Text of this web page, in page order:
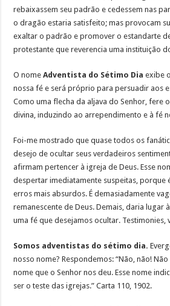
rebaixassem seu padrão e cedessem nas
o dragão estaria satisfeito; mas provocam
exaltar o padrão e promover o estandarte
protestante que reverencia uma instituição
O nomeAdventista do Sétimo Dia exibe
nossa fé e será próprio para persuadir aos
Como uma flecha da aljava do Senhor, fere
divina, induzindo ao arrependimento e à fé
Foi-me mostrado que quase todos os
desejo de ocultar seus verdadeiros
afirmam pertencer à igreja de Deus. Esse
despertar imediatamente suspeitas, porque
erros mais absurdos. É demasiadamente
remanescente de Deus. Demais, daria lugar
uma fé que desejamos ocultar. Testimonies,
Somos adventistas do sétimo dia.
nosso nome? Respondemos: “Não, não!
nome que o Senhor nos deu. Esse nome
ser o teste das igrejas.” Carta 110, 1902.